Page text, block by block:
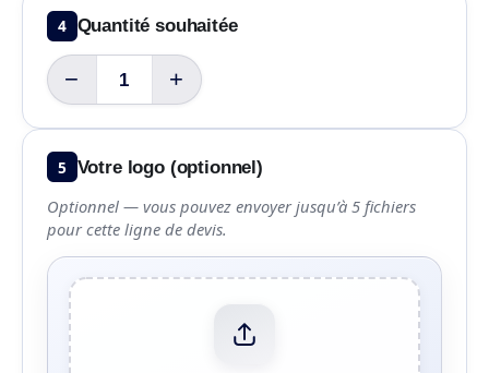
4 Quantité souhaitée
− +
5 Votre logo (optionnel)
Optionnel — vous pouvez envoyer jusqu’à 5 fichiers
pour cette ligne de devis.